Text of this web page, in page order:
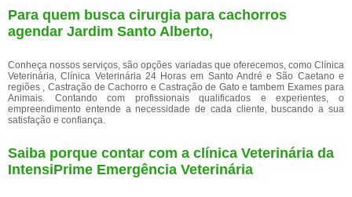
Para quem busca cirurgia para cachorros
agendar Jardim Santo Alberto,
Conheça nossos serviços, são opções variadas que oferecemos, como Clínica
Veterinária, Clínica Veterinária 24 Horas em Santo André e São Caetano e
regiões , Castração de Cachorro e Castração de Gato e tambem Exames para
Animais. Contando com profissionais qualificados e experientes, o
empreendimento entende a necessidade de cada cliente, buscando a sua
satisfação e confiança.
Saiba porque contar com a clínica Veterinária da
IntensiPrime Emergência Veterinária